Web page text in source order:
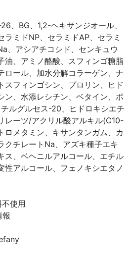
、BG、1,2-ヘキサンジオール、
ラミドNP、セラミドAP、セラミ
、アシアチコシド、センキュウ
油、アミノ酪酸、スフィンゴ糖脂
ロール、加水分解コラーゲン、ナ
スフィンゴシン、プロリン、ヒド
ン、水添レシチン、ベタイン、ポ
ルグルセス-20、ヒドロキシエチ
レーツ/アクリル酸アルキル(C10-
ロメタミン、キサンタンガム、カ
クチレートNa、アズキ種子エキ
ス、ベヘニルアルコール、エチル
性アルコール、フェノキシエタノ
使用